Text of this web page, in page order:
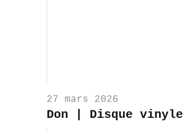
27 mars 2026
Don | Disque vinyle